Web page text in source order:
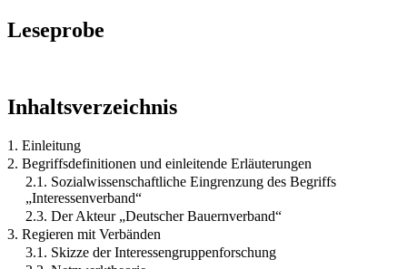
Leseprobe
Inhaltsverzeichnis
1. Einleitung
2. Begriffsdefinitionen und einleitende Erläuterungen
2.1. Sozialwissenschaftliche Eingrenzung des Begriffs
„Interessenverband“
2.3. Der Akteur „Deutscher Bauernverband“
3. Regieren mit Verbänden
3.1. Skizze der Interessengruppenforschung